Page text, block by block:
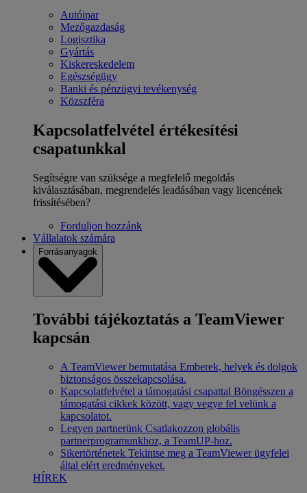
Autóipar
Mezőgazdaság
Logisztika
Gyártás
Kiskereskedelem
Egészségügy
Banki és pénzügyi tevékenység
Közszféra
Kapcsolatfelvétel értékesítési
csapatunkkal
Segítségre van szüksége a megfelelő megoldás
kiválasztásában, megrendelés leadásában vagy licencének
frissítésében?
Forduljon hozzánk
Vállalatok számára
Forrásanyagok
További tájékoztatás a TeamViewer
kapcsán
A TeamViewer bemutatása Emberek, helyek és dolgok
biztonságos összekapcsolása.
Kapcsolatfelvétel a támogatási csapattal Böngésszen a
támogatási cikkek között, vagy vegye fel velünk a
kapcsolatot.
Legyen partnerünk Csatlakozzon globális
partnerprogramunkhoz, a TeamUP-hoz.
Sikertörténetek Tekintse meg a TeamViewer ügyfelei
által elért eredményeket.
HÍREK